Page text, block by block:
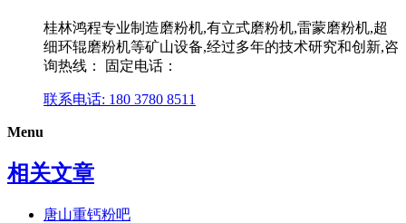
桂林鸿程专业制造磨粉机,有立式磨粉机,雷蒙磨粉机,超
细环辊磨粉机等矿山设备,经过多年的技术研究和创新,咨
询热线： 固定电话：
联系电话: 180 3780 8511
Menu
相关文章
唐山重钙粉吧